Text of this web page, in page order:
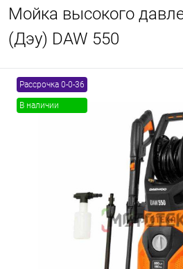
Мойка высокого
(Дэу) DAW 550
Рассрочка 0-0-36
В наличии